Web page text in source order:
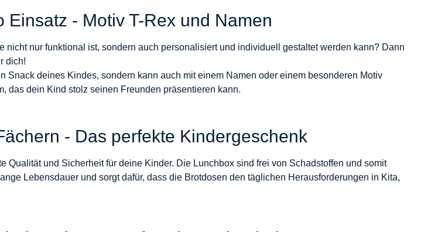
- Motiv T-Rex und Namen
nur funktional ist, sondern auch personalisiert und individuell gestaltet werden kann? Dann
dich!
deines Kindes, sondern kann auch mit einem Namen oder einem besonderen Motiv
das dein Kind stolz seinen Freunden präsentieren kann.
- Das perfekte Kindergeschenk
und Sicherheit für deine Kinder. Die Lunchbox sind frei von Schadstoffen und somit
Lebensdauer und sorgt dafür, dass die Brotdosen den täglichen Herausforderungen in Kita,